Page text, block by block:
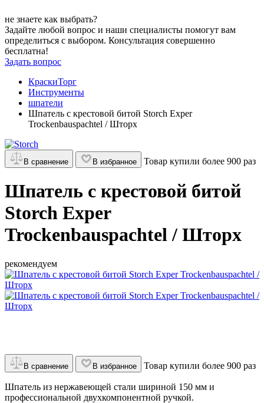
не знаете как выбрать?
Задайте любой вопрос и наши специалисты помогут вам
определиться с выбором. Консультация совершенно
бесплатна!
Задать вопрос
КраскиТорг
Инструменты
шпатели
Шпатель с крестовой битой Storch Exper
Trockenbauspachtel / Шторх
В сравнение В избранное Товар купили более 900 раз
Шпатель с крестовой битой
Storch Exper
Trockenbauspachtel / Шторх
рекомендуем
В сравнение В избранное Товар купили более 900 раз
Шпатель из нержавеющей стали шириной 150 мм и
профессиональной двухкомпонентной ручкой.